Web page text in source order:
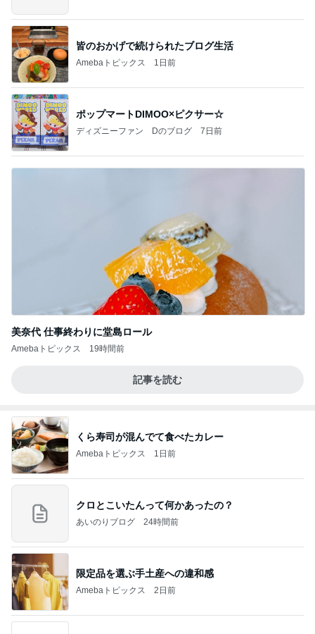
皆のおかげで続けられたブログ生活
Amebaトピックス 1日前
ポップマートDIMOO×ピクサー☆
ディズニーファン Dのブログ 7日前
美奈代 仕事終わりに堂島ロール
Amebaトピックス 19時間前
記事を読む
くら寿司が混んでて食べたカレー
Amebaトピックス 1日前
クロとこいたんって何かあったの？
あいのりブログ 24時間前
限定品を選ぶ手土産への違和感
Amebaトピックス 2日前